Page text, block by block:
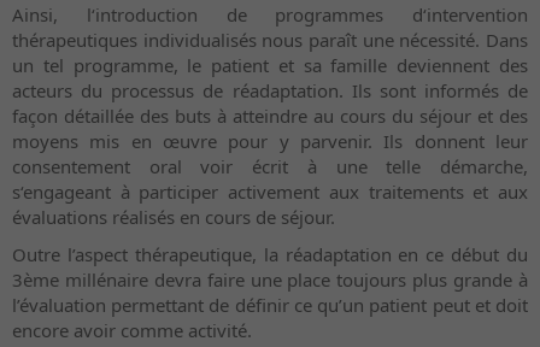
Ainsi, l‘introduction de programmes d‘intervention
thérapeutiques individualisés nous paraît une nécessité. Dans
un tel programme, le patient et sa famille deviennent des
acteurs du processus de réadaptation. Ils sont informés de
façon détaillée des buts à atteindre au cours du séjour et des
moyens mis en œuvre pour y parvenir. Ils donnent leur
consentement oral voir écrit à une telle démarche,
s‘engageant à participer activement aux traitements et aux
évaluations réalisés en cours de séjour.
Outre l’aspect thérapeutique, la réadaptation en ce début du
3ème millénaire devra faire une place toujours plus grande à
l’évaluation permettant de définir ce qu’un patient peut et doit
encore avoir comme activité.